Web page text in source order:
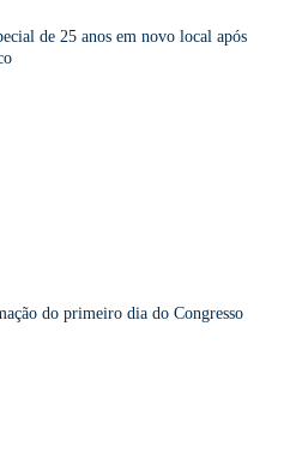
de 25 anos em novo local após
do primeiro dia do Congresso